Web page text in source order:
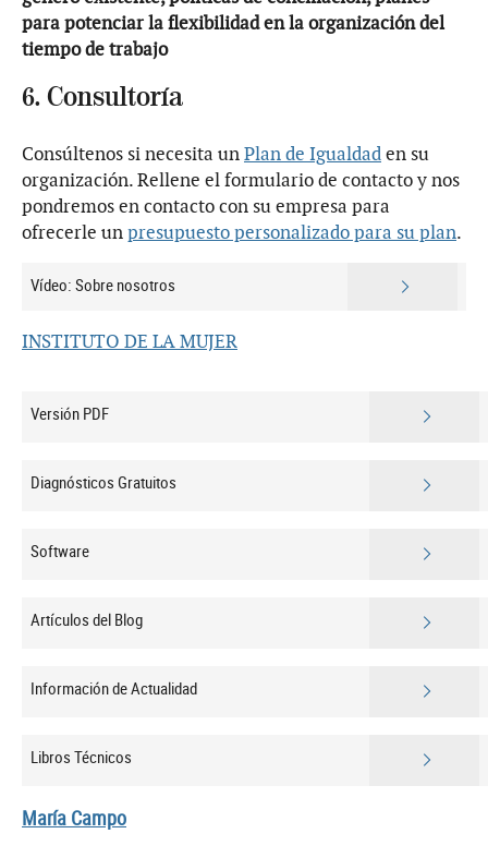
para potenciar la flexibilidad en la organización del
tiempo de trabajo
6. Consultoría
Consúltenos si necesita unPlan de Igualdaden su
organización. Rellene el formulario de contacto y nos
pondremos en contacto con su empresa para
ofrecerle unpresupuesto personalizado para su plan.
Vídeo: Sobre nosotros
INSTITUTO DE LA MUJER
Versión PDF
Diagnósticos Gratuitos
Software
Artículos del Blog
Información de Actualidad
Libros Técnicos
María Campo